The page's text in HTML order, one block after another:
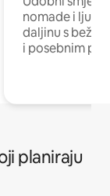
nomade i ljude
daljinu s
i posebnim
planiraju